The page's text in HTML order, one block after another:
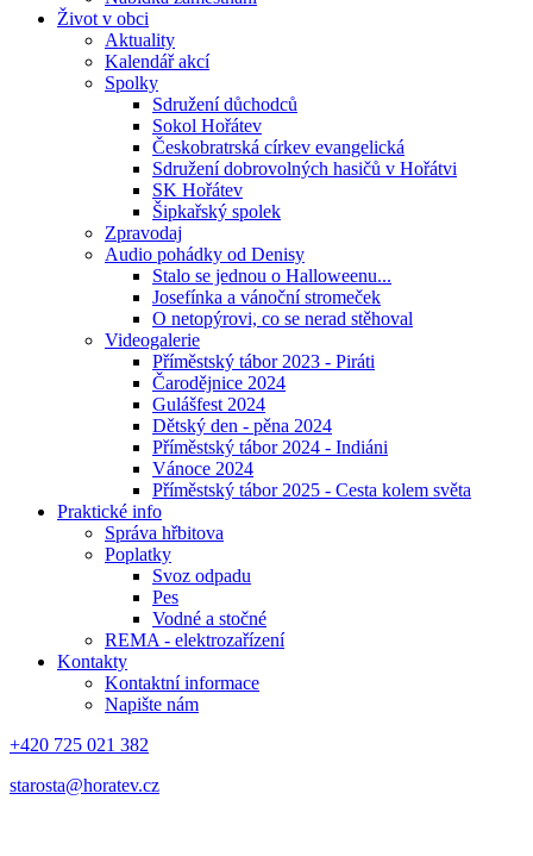
Život v obci
Aktuality
Kalendář akcí
Spolky
Sdružení důchodců
Sokol Hořátev
Českobratrská církev evangelická
Sdružení dobrovolných hasičů v Hořátvi
SK Hořátev
Šipkařský spolek
Zpravodaj
Audio pohádky od Denisy
Stalo se jednou o Halloweenu...
Josefínka a vánoční stromeček
O netopýrovi, co se nerad stěhoval
Videogalerie
Příměstský tábor 2023 - Piráti
Čarodějnice 2024
Gulášfest 2024
Dětský den - pěna 2024
Příměstský tábor 2024 - Indiáni
Vánoce 2024
Příměstský tábor 2025 - Cesta kolem světa
Praktické info
Správa hřbitova
Poplatky
Svoz odpadu
Pes
Vodné a stočné
REMA - elektrozařízení
Kontakty
Kontaktní informace
Napište nám
+420 725 021 382
starosta@horatev.cz